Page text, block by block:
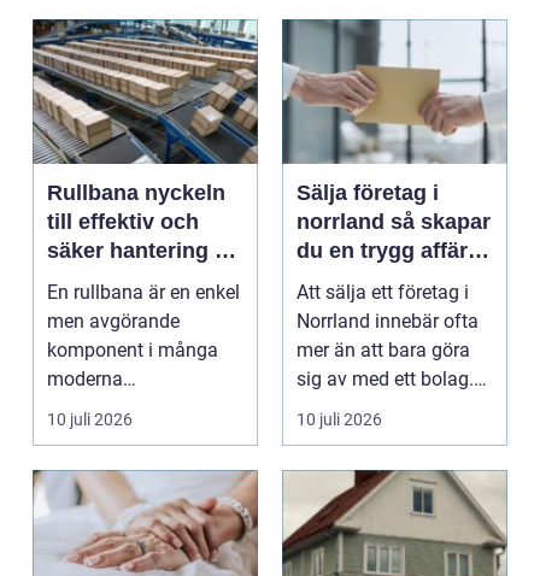
Rullbana nyckeln
till effektiv och
säker hantering av
gods
En rullbana är en enkel
men avgörande
komponent i många
moderna
verksamheter. Den
används för att fl...
10 juli 2026
Sälja företag i
norrland så skapar
du en trygg affär
från start till mål
Att sälja ett företag i
Norrland innebär ofta
mer än att bara göra
sig av med ett bolag.
För många ä...
10 juli 2026